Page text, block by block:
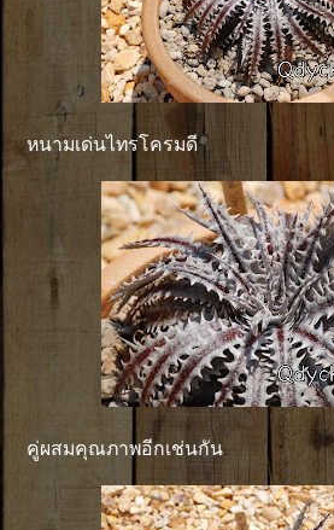
หนามเด่นไทรโครมดี
คู่ผสมคุณภาพอีกเช่นกัน